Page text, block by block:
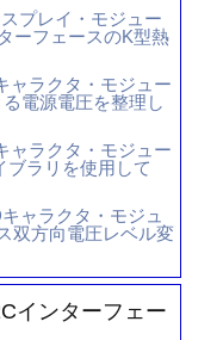
プレイ・モジュー
ーフェースのK型熱
ャラクタ・モジュー
電源電圧を整理し
ャラクタ・モジュー
ブラリを使用して
ャラクタ・モジュ
双方向電圧レベル変
インターフェー